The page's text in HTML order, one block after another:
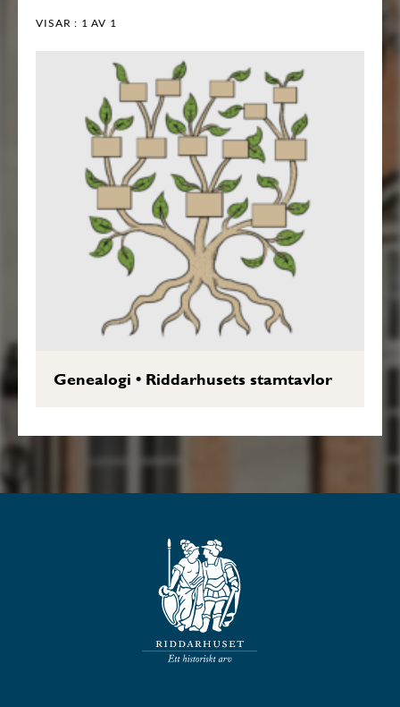
VISAR : 1 AV 1
Genealogi • Riddarhusets stamtavlor